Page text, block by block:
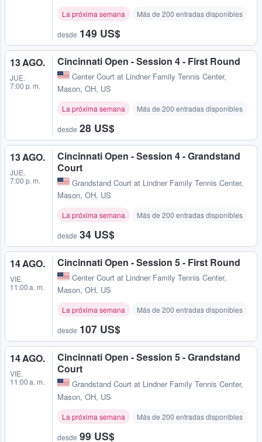
La próxima semana Más de 200 entradas disponibles
desde 149 US$
13 AGO.
JUE.
7:00 p. m.
Cincinnati Open - Session 4 - First Round
Center Court at Lindner Family Tennis Center,
Mason, OH, US
La próxima semana Más de 200 entradas disponibles
desde 28 US$
13 AGO.
JUE.
7:00 p. m.
Cincinnati Open - Session 4 - Grandstand
Court
Grandstand Court at Lindner Family Tennis Center,
Mason, OH, US
La próxima semana Más de 200 entradas disponibles
desde 34 US$
14 AGO.
VIE.
11:00 a. m.
Cincinnati Open - Session 5 - First Round
Center Court at Lindner Family Tennis Center,
Mason, OH, US
La próxima semana Más de 200 entradas disponibles
desde 107 US$
14 AGO.
VIE.
11:00 a. m.
Cincinnati Open - Session 5 - Grandstand
Court
Grandstand Court at Lindner Family Tennis Center,
Mason, OH, US
La próxima semana Más de 200 entradas disponibles
desde 99 US$